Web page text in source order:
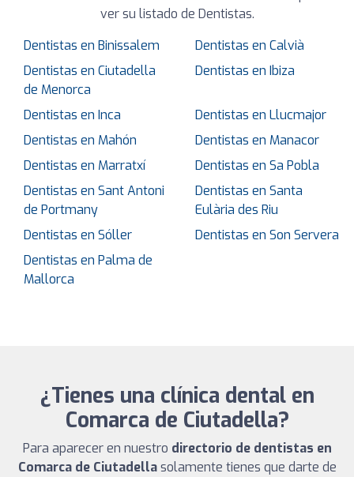
ver su listado de Dentistas.
Dentistas en Binissalem
Dentistas en Calvià
Dentistas en Ciutadella
de Menorca
Dentistas en Ibiza
Dentistas en Inca
Dentistas en Llucmajor
Dentistas en Mahón
Dentistas en Manacor
Dentistas en Marratxí
Dentistas en Sa Pobla
Dentistas en Sant Antoni
de Portmany
Dentistas en Santa
Eulària des Riu
Dentistas en Sóller
Dentistas en Son Servera
Dentistas en Palma de
Mallorca
¿Tienes una clínica dental en
Comarca de Ciutadella?
Para aparecer en nuestro directorio de dentistas en
Comarca de Ciutadellasolamente tienes que darte de